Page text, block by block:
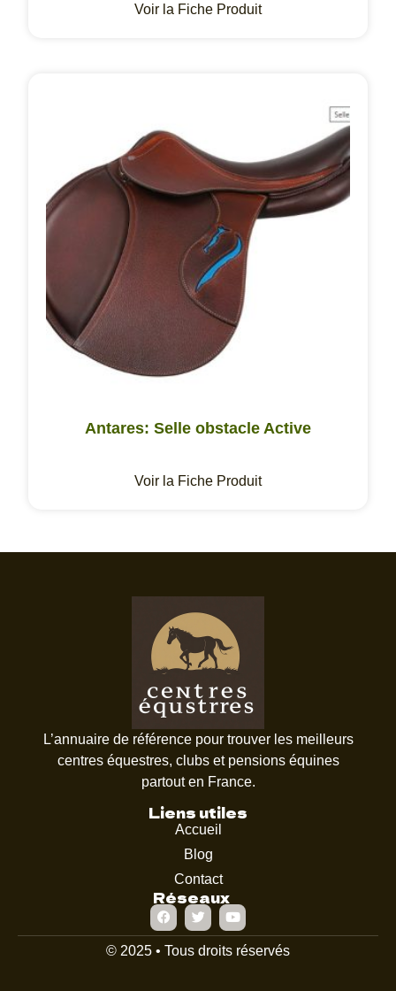
Voir la Fiche Produit
Antares: Selle obstacle Active
Voir la Fiche Produit
L’annuaire de référence pour trouver les meilleurs
centres équestres, clubs et pensions équines
partout en France.
Liens utiles
Accueil
Blog
Contact
Réseaux
© 2025 • Tous droits réservés